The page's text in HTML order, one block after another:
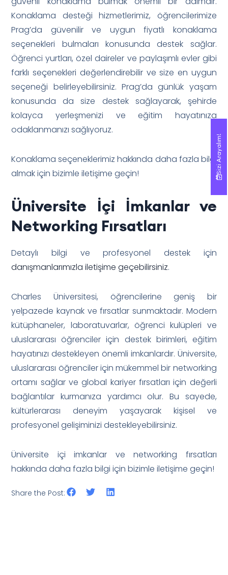
Konaklama desteği hizmetlerimiz, öğrencilerimize
Prag’da güvenilir ve uygun fiyatlı konaklama
seçenekleri bulmaları konusunda destek sağlar.
Öğrenci yurtları, özel daireler ve paylaşımlı evler gibi
farklı seçenekleri değerlendirebilir ve size en uygun
seçeneği belirleyebilirsiniz. Prag’da günlük yaşam
konusunda da size destek sağlayarak, şehirde
kolayca yerleşmenizi ve eğitim hayatınıza
odaklanmanızı sağlıyoruz.
Konaklama seçeneklerimiz hakkında daha fazla bilgi
almak için bizimle iletişime geçin!
Üniversite İçi İmkanlar ve
Networking Fırsatları
Detaylı bilgi ve profesyonel destek için
danışmanlarımızla iletişime geçebilirsiniz.
Charles Üniversitesi, öğrencilerine geniş bir
yelpazede kaynak ve fırsatlar sunmaktadır. Modern
kütüphaneler, laboratuvarlar, öğrenci kulüpleri ve
uluslararası öğrenciler için destek birimleri, eğitim
hayatınızı destekleyen önemli imkanlardır. Üniversite,
uluslararası öğrenciler için mükemmel bir networking
ortamı sağlar ve global kariyer fırsatları için değerli
bağlantılar kurmanıza yardımcı olur. Bu sayede,
kültürlerarası deneyim yaşayarak kişisel ve
profesyonel gelişiminizi destekleyebilirsiniz.
Üniversite içi imkanlar ve networking fırsatları
hakkında daha fazla bilgi için bizimle iletişime geçin!
Share the Post:
Sizi Arayalım!
Sizi Arayalım!